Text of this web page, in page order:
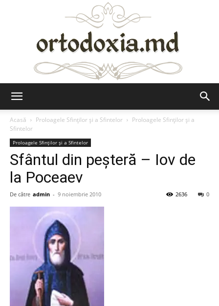
Acasă
Proloagele Sfinților și a Sfintelor
Proloagele Sfinților și a
Sfintelor
Proloagele Sfinților și a Sfintelor
Sfântul din peşteră – Iov de
la Poceaev
De către admin - 9 noiembrie 2010 0
2636